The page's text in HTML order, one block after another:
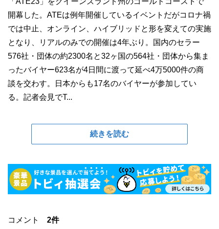
開幕した。ATEは例年開催しているイベントだがコロナ禍
では中止、オンライン、ハイブリッドと形を変えての実施
となり、リアルのみでの開催は4年ぶり。国内のセラー
576社・団体の約2300名と32ヶ国の564社・団体から集ま
ったバイヤー623名が4日間に渡って延べ4万5000件の商
談を交わす。日本からも17名のバイヤーが参加してい
る。記者会見でT...
続きを読む
コメント 2件